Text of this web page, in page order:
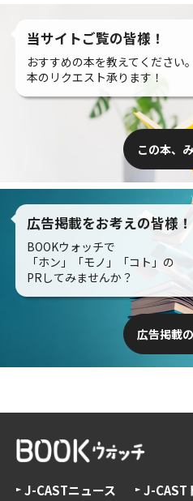
当サイトご覧の皆様！
おすすめの本を教えてください。
本のリクエスト承ります！
この本、
広告掲載をお考えの皆様！
BOOKウォッチで
「ホン」「モノ」「コト」の
PRしてみませんか？
広告掲載
J-CASTニュース
J-CAST